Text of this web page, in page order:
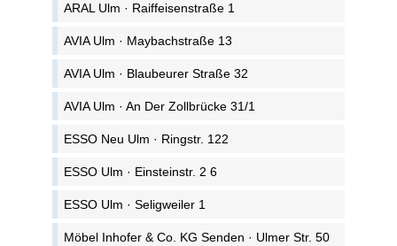
ARAL Ulm · Raiffeisenstraße 1
AVIA Ulm · Maybachstraße 13
AVIA Ulm · Blaubeurer Straße 32
AVIA Ulm · An Der Zollbrücke 31/1
ESSO Neu Ulm · Ringstr. 122
ESSO Ulm · Einsteinstr. 2 6
ESSO Ulm · Seligweiler 1
Möbel Inhofer & Co. KG Senden · Ulmer Str. 50